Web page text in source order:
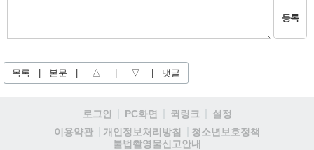
등록
목록 본문 △ ▽ 댓글
로그인 PC화면 퀵링크
설정
이용약관
개인정보처리방침
청소년보호정책
불법촬영물신고안내